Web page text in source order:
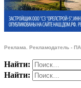
Реклама. Рекламодатель -
Найти:
Найти: